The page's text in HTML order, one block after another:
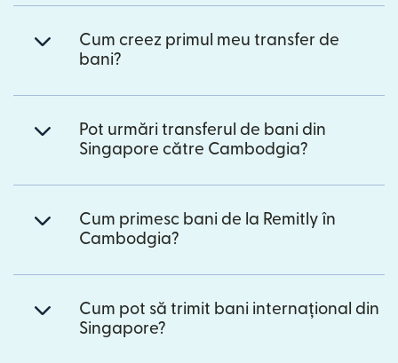
Cum creez primul meu transfer de
bani?
Pot urmări transferul de bani din
Singapore către Cambodgia?
Cum primesc bani de la Remitly în
Cambodgia?
Cum pot să trimit bani internațional din
Singapore?